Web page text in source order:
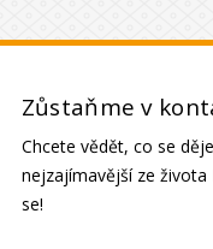
Zůstaňme v
Chcete vědět, co se
nejzajímavější ze života
se!